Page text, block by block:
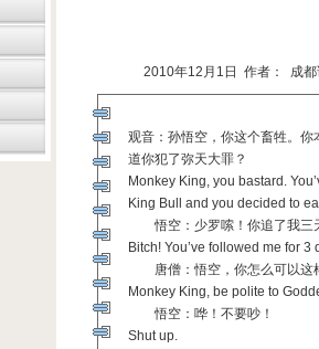
2010年12月1日 作者： 成
观音：孙悟空，你这个畜牲。
道你犯了弥天大罪？
Monkey King, you bastard.
King Bull and you decided to
悟空：少罗嗦！你追了我三
Bitch! You’ve followed me for 3
唐僧：悟空，你怎么可以这
Monkey King, be polite to
悟空：哗！不要吵！
Shut up.